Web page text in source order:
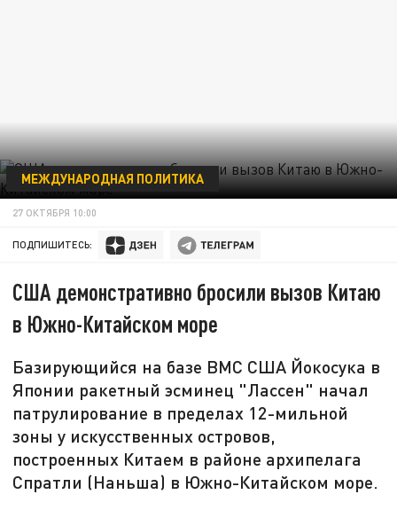
МЕЖДУНАРОДНАЯ ПОЛИТИКА
27 ОКТЯБРЯ 10:00
ПОДПИШИТЕСЬ:
США демонстративно бросили вызов Китаю
в Южно-Китайском море
Базирующийся на базе ВМС США Йокосука в
Японии ракетный эсминец "Лассен" начал
патрулирование в пределах 12-мильной
зоны у искусственных островов,
построенных Китаем в районе архипелага
Спратли (Наньша) в Южно-Китайском море.